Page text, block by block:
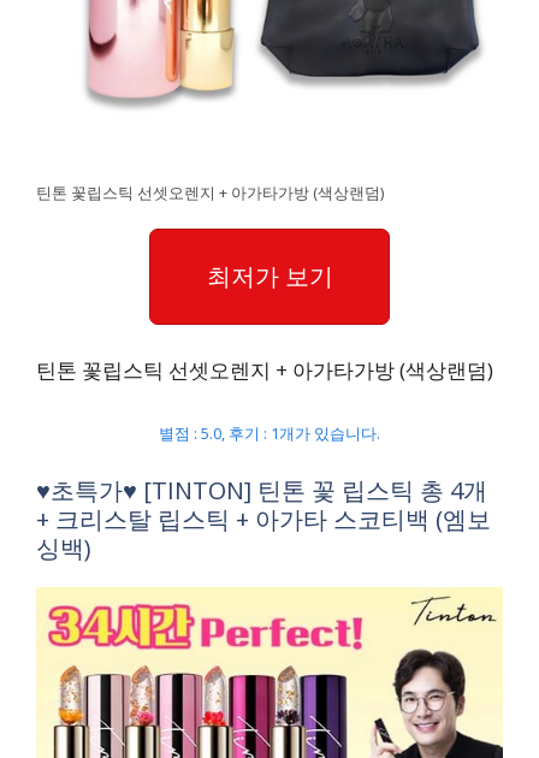
틴톤 꽃립스틱 선셋오렌지 + 아가타가방 (색상랜덤)
최저가 보기
틴톤 꽃립스틱 선셋오렌지 + 아가타가방 (색상랜덤)
별점 : 5.0, 후기 : 1개가 있습니다.
♥초특가♥ [TINTON] 틴톤 꽃 립스틱 총 4개
+ 크리스탈 립스틱 + 아가타 스코티백 (엠보
싱백)